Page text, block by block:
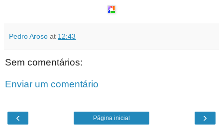
Pedro Aroso at 12:43
Sem comentários:
Enviar um comentário
‹ ›
Página inicial